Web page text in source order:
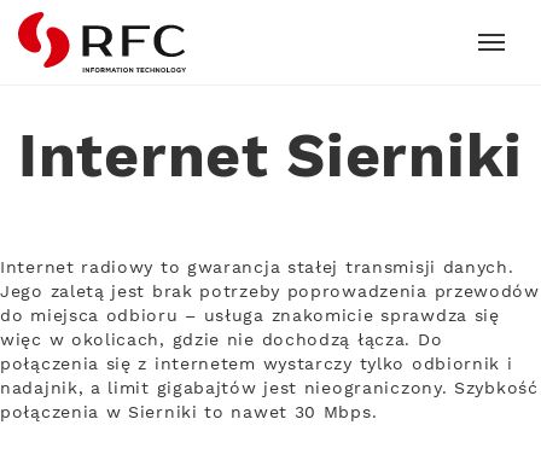
RFC
Internet Sierniki
Internet radiowy to gwarancja stałej transmisji danych.
Jego zaletą jest brak potrzeby poprowadzenia przewodów
do miejsca odbioru – usługa znakomicie sprawdza się
więc w okolicach, gdzie nie dochodzą łącza. Do
połączenia się z internetem wystarczy tylko odbiornik i
nadajnik, a limit gigabajtów jest nieograniczony. Szybkość
połączenia w Sierniki to nawet 30 Mbps.